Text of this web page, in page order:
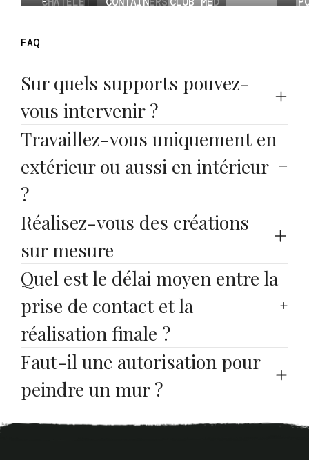
FAQ
Sur quels supports pouvez-
vous intervenir ?
Travaillez-vous uniquement en
extérieur ou aussi en intérieur
?
Réalisez-vous des créations
sur mesure
Quel est le délai moyen entre la
prise de contact et la
réalisation finale ?
Faut-il une autorisation pour
peindre un mur ?